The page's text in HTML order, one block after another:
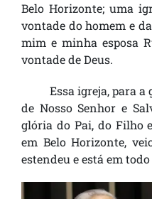
Belo Horizonte; uma
vontade do homem e
mim e minha esposa
vontade de Deus.
Essa igreja, para a
de Nosso Senhor e
glória do Pai, do Filho
em Belo Horizonte,
estendeu e está em